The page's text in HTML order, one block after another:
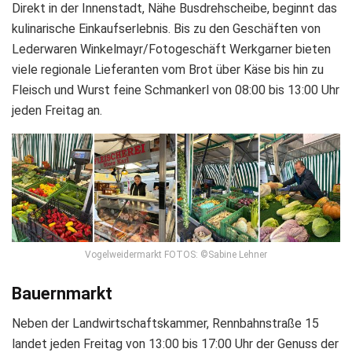
Direkt in der Innenstadt, Nähe Busdrehscheibe, beginnt das
kulinarische Einkaufserlebnis. Bis zu den Geschäften von
Lederwaren Winkelmayr/Fotogeschäft Werkgarner bieten
viele regionale Lieferanten vom Brot über Käse bis hin zu
Fleisch und Wurst feine Schmankerl von 08:00 bis 13:00 Uhr
jeden Freitag an.
Vogelweidermarkt FOTOS: ©Sabine Lehner
Bauernmarkt
Neben der Landwirtschaftskammer, Rennbahnstraße 15
landet jeden Freitag von 13:00 bis 17:00 Uhr der Genuss der